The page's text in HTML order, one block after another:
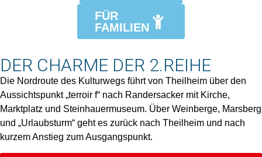
FÜR
FAMILIEN
DER CHARME DER 2.REIHE
Die Nordroute des Kulturwegs führt von Theilheim über den
Aussichtspunkt „terroir f“ nach Randersacker mit Kirche,
Marktplatz und Steinhauermuseum. Über Weinberge, Marsberg
und „Urlaubsturm“ geht es zurück nach Theilheim und nach
kurzem Anstieg zum Ausgangspunkt.